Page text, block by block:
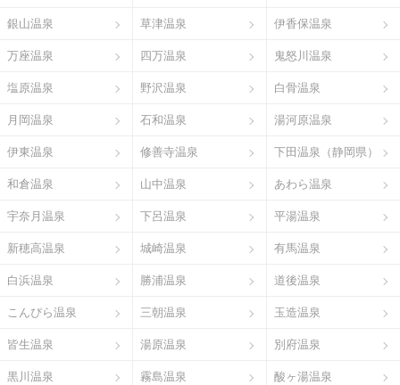
銀山温泉 草津温泉 伊香保温泉
万座温泉 四万温泉 鬼怒川温泉
塩原温泉 野沢温泉 白骨温泉
月岡温泉 石和温泉 湯河原温泉
伊東温泉 修善寺温泉 下田温泉（静岡県）
和倉温泉 山中温泉 あわら温泉
宇奈月温泉 下呂温泉 平湯温泉
新穂高温泉 城崎温泉 有馬温泉
白浜温泉 勝浦温泉 道後温泉
こんぴら温泉 三朝温泉 玉造温泉
皆生温泉 湯原温泉 別府温泉
黒川温泉 霧島温泉 酸ヶ湯温泉